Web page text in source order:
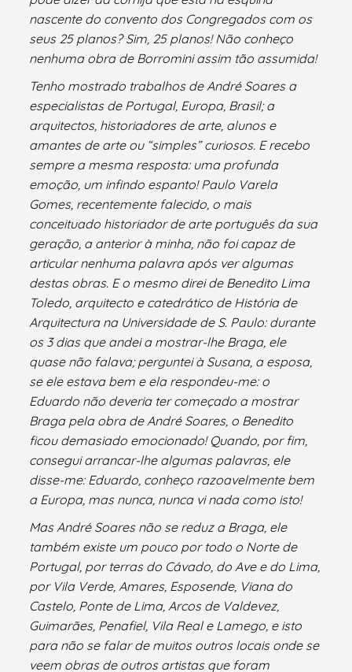
nascente do convento dos Congregados com os
seus 25 planos? Sim, 25 planos! Não conheço
nenhuma obra de Borromini assim tão assumida!
Tenho mostrado trabalhos de André Soares a
especialistas de Portugal, Europa, Brasil; a
arquitectos, historiadores de arte, alunos e
amantes de arte ou “simples” curiosos. E recebo
sempre a mesma resposta: uma profunda
emoção, um infindo espanto! Paulo Varela
Gomes, recentemente falecido, o mais
conceituado historiador de arte português da sua
geração, a anterior à minha, não foi capaz de
articular nenhuma palavra após ver algumas
destas obras. E o mesmo direi de Benedito Lima
Toledo, arquitecto e catedrático de História de
Arquitectura na Universidade de S. Paulo: durante
os 3 dias que andei a mostrar-lhe Braga, ele
quase não falava; perguntei à Susana, a esposa,
se ele estava bem e ela respondeu-me: o
Eduardo não deveria ter começado a mostrar
Braga pela obra de André Soares, o Benedito
ficou demasiado emocionado! Quando, por fim,
consegui arrancar-lhe algumas palavras, ele
disse-me: Eduardo, conheço razoavelmente bem
a Europa, mas nunca, nunca vi nada como isto!
Mas André Soares não se reduz a Braga, ele
também existe um pouco por todo o Norte de
Portugal, por terras do Cávado, do Ave e do Lima,
por Vila Verde, Amares, Esposende, Viana do
Castelo, Ponte de Lima, Arcos de Valdevez,
Guimarães, Penafiel, Vila Real e Lamego, e isto
para não se falar de muitos outros locais onde se
veem obras de outros artistas que foram